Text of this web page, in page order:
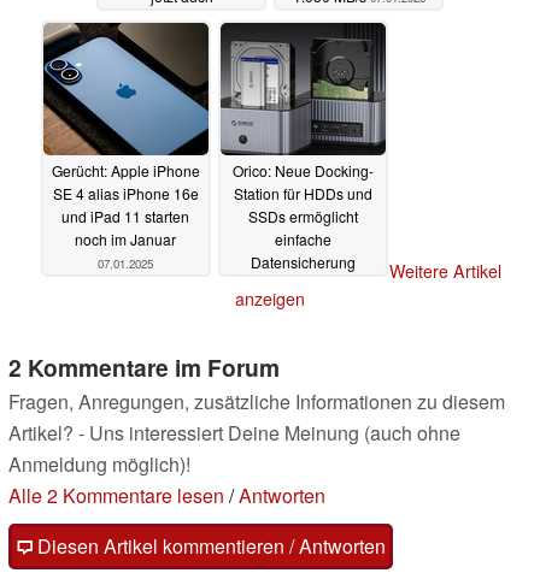
generalüberholt
Gerücht: Apple iPhone
SE 4 alias iPhone 16e
und iPad 11 starten
noch im Januar
07.01.2025
Orico: Neue Docking-
Station für HDDs und
SSDs ermöglicht
einfache
Datensicherung
Weitere Artikel
anzeigen
2 Kommentare im Forum
Fragen, Anregungen, zusätzliche Informationen zu diesem
Artikel? - Uns interessiert Deine Meinung (auch ohne
Anmeldung möglich)!
Alle 2 Kommentare lesen /Antworten
Diesen Artikel kommentieren / Antworten